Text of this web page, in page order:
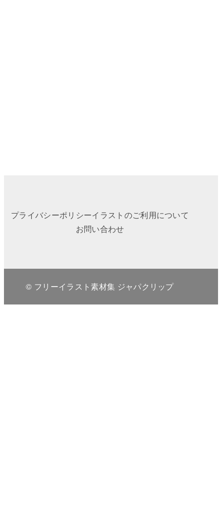
プライバシーポリシーイラストのご利用について
お問い合わせ
© フリーイラスト素材集 ジャパクリップ